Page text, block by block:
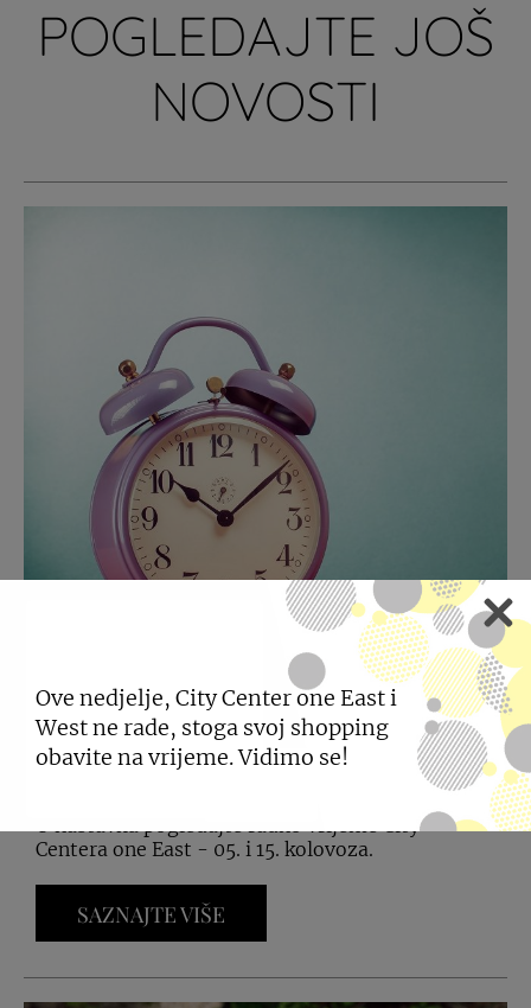
POGLEDAJTE JOŠ
NOVOSTI
RADNO VRIJEME –
KOLOVOZ
U nastavku pogledajte radno vrijeme City
Centera one East - 05. i 15. kolovoza.
SAZNAJTE VIŠE
Ove nedjelje, City Center one East i
West ne rade, stoga svoj shopping
obavite na vrijeme. Vidimo se!